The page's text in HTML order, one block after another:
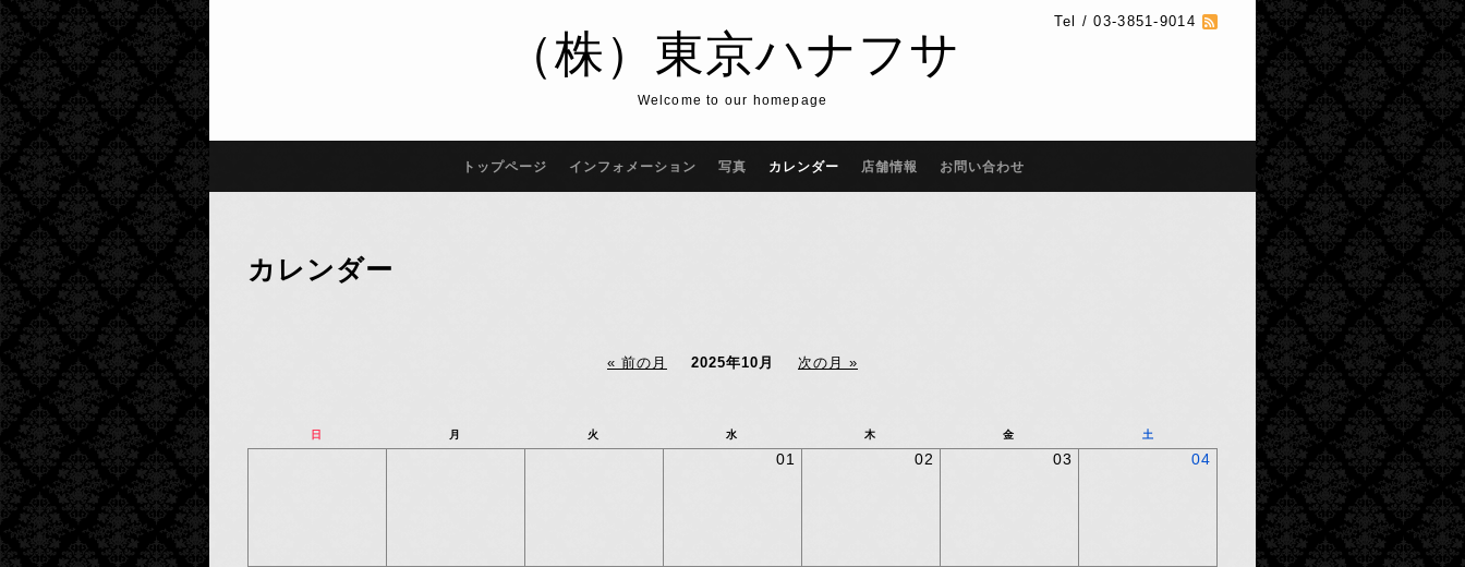
Tel / 03-3851-9014
（株）東京ハナフサ
Welcome to our homepage
トップページ インフォメーション 写真 カレンダー 店舗情報 お問い合わせ
カレンダー
« 前の月 2025年10月 次の月 »
日 月 火 水 木 金 土
01 02 03 04